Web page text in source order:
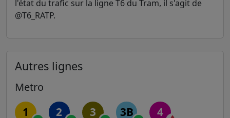
l'état du trafic sur la ligne T6 du Tram, il s'agit de
@T6_RATP.
Autres lignes
Metro
1 2 3 3B 4